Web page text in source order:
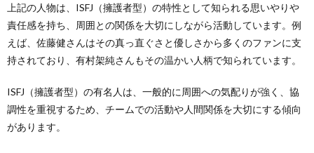
上記の人物は、ISFJ（擁護者型）の特性として知られる思いやりや
責任感を持ち、周囲との関係を大切にしながら活動しています。例
えば、佐藤健さんはその真っ直ぐさと優しさから多くのファンに支
持されており、有村架純さんもその温かい人柄で知られています。
ISFJ（擁護者型）の有名人は、一般的に周囲への気配りが強く、協
調性を重視するため、チームでの活動や人間関係を大切にする傾向
があります。